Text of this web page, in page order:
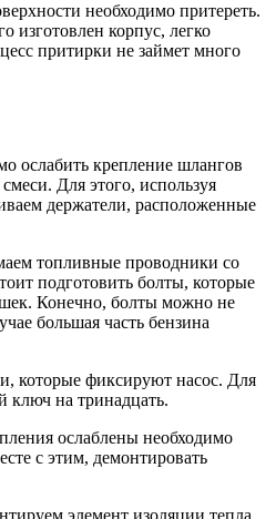
необходимо притереть.
изготовлен корпус, легко
притирки не займет много
ослабить крепление шлангов
Для этого, используя
держатели, расположенные
топливные проводники со
подготовить болты, которые
Конечно, болты можно не
большая часть бензина
которые фиксируют насос. Для
ключ на тринадцать.
ослаблены необходимо
с этим, демонтировать
элемент изоляции тепла